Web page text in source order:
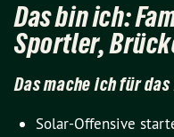
Das bin ich:
Sportler,
Das mache ich für
Solar-Offensive